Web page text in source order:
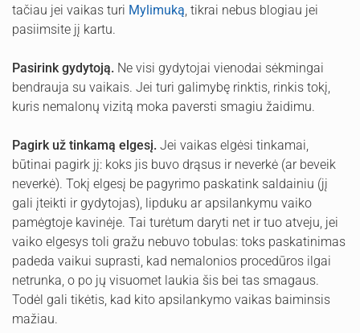
tačiau jei vaikas turi Mylimuką, tikrai nebus blogiau jei
pasiimsite jį kartu.
Pasirink gydytoją. Ne visi gydytojai vienodai sėkmingai
bendrauja su vaikais. Jei turi galimybę rinktis, rinkis tokį,
kuris nemalonų vizitą moka paversti smagiu žaidimu.
Pagirk už tinkamą elgesį. Jei vaikas elgėsi tinkamai,
būtinai pagirk jį: koks jis buvo drąsus ir neverkė (ar beveik
neverkė). Tokį elgesį be pagyrimo paskatink saldainiu (jį
gali įteikti ir gydytojas), lipduku ar apsilankymu vaiko
pamėgtoje kavinėje. Tai turėtum daryti net ir tuo atveju, jei
vaiko elgesys toli gražu nebuvo tobulas: toks paskatinimas
padeda vaikui suprasti, kad nemalonios procedūros ilgai
netrunka, o po jų visuomet laukia šis bei tas smagaus.
Todėl gali tikėtis, kad kito apsilankymo vaikas baiminsis
mažiau.